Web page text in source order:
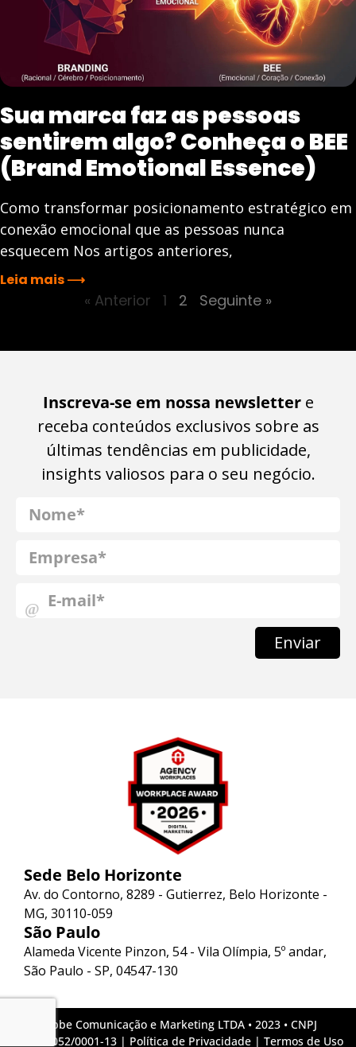
Sua marca faz as pessoas
sentirem algo? Conheça o BEE
(Brand Emotional Essence)
Como transformar posicionamento estratégico em
conexão emocional que as pessoas nunca
esquecem Nos artigos anteriores,
Leia mais ⟶
« Anterior 1 2 Seguinte »
Inscreva-se em nossa newslettere
receba conteúdos exclusivos sobre as
últimas tendências em publicidade,
insights valiosos para o seu negócio.
Enviar
Sede Belo Horizonte
Av. do Contorno, 8289 - Gutierrez, Belo Horizonte -
MG, 30110-059
São Paulo
Alameda Vicente Pinzon, 54 - Vila Olímpia, 5º andar,
São Paulo - SP, 04547-130
Lebbe Comunicação e Marketing LTDA • 2023 • CNPJ
09.279.052/0001-13 | Política de Privacidade| Termos de Uso